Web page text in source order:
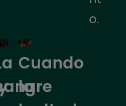
o.
Cuando
la